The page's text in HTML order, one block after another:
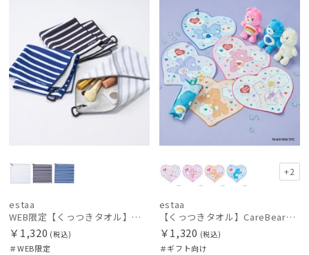
LANVIN COLLECTION
ランバン コレクション
LANVIN en Bleu
ランバン オン ブルー
MACKINTOSH PHILOSOPHY
マッキントッシュ フィロソフィー
マジカルテック
miel
estaa
WEB限定【くっつきタオル】エスタ（estaa）ボーダー
￥1,320 (税込)
＃WEB限定
+2
estaa
【くっつきタオル】CareBearsTM（ケアベアTM）ダイカットくっつきタオル
￥1,320 (税込)
＃ギフト向け